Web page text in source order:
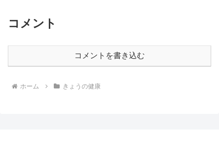
コメント
コメントを書き込む
ホーム きょうの健康